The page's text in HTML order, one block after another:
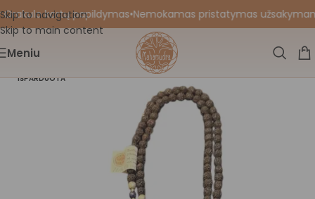
Skip to navigation
Skip to main content
kortų papildymas•Nemokamas pristatymas
Meniu
IŠPARDUOTA